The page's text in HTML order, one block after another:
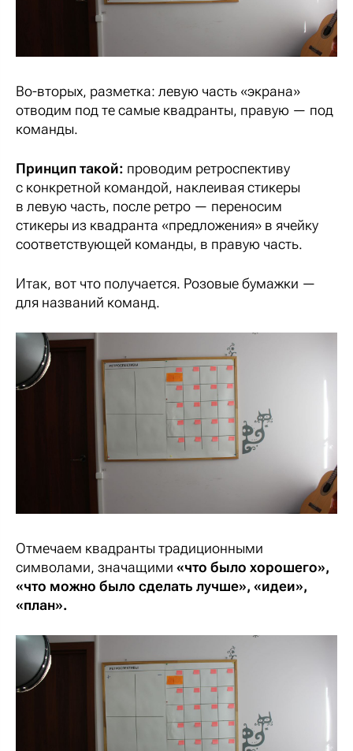
Во-вторых, разметка: левую часть «экрана»
отводим под те самые квадранты, правую — под
команды.
Принцип такой: проводим ретроспективу
с конкретной командой, наклеивая стикеры
в левую часть, после ретро — переносим
стикеры из квадранта «предложения» в ячейку
соответствующей команды, в правую часть.
Итак, вот что получается. Розовые бумажки —
для названий команд.
Отмечаем квадранты традиционными
символами, значащими «что было хорошего»,
«что можно было сделать лучше», «идеи»,
«план».